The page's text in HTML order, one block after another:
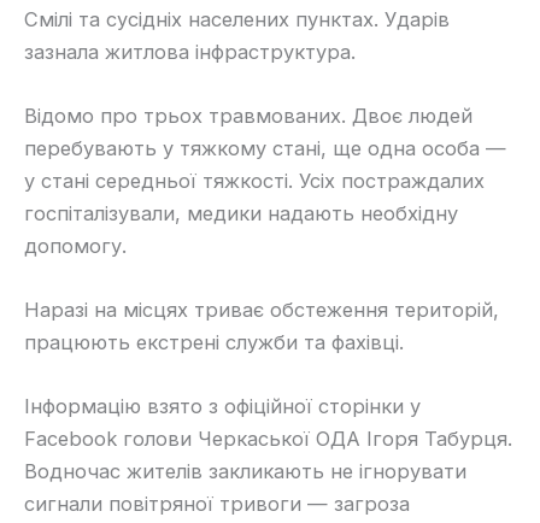
Смілі та сусідніх населених пунктах. Ударів
зазнала житлова інфраструктура.
Відомо про трьох травмованих. Двоє людей
перебувають у тяжкому стані, ще одна особа —
у стані середньої тяжкості. Усіх постраждалих
госпіталізували, медики надають необхідну
допомогу.
Наразі на місцях триває обстеження територій,
працюють екстрені служби та фахівці.
Інформацію взято з офіційної сторінки у
Facebook голови Черкаської ОДА Ігоря Табурця.
Водночас жителів закликають не ігнорувати
сигнали повітряної тривоги — загроза